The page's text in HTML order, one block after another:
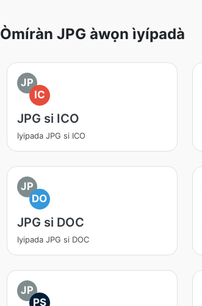
Òmíràn JPG àwọn ìyípadà
JP
IC
JPG si ICO
Iyipada JPG si ICO
JP
DO
JPG si DOC
Iyipada JPG si DOC
JP
PS